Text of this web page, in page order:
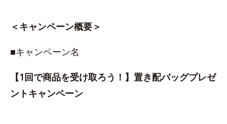
＜キャンペーン概要＞
■キャンペーン名
【1回で商品を受け取ろう！】置き配バッグプレゼ
ントキャンペーン